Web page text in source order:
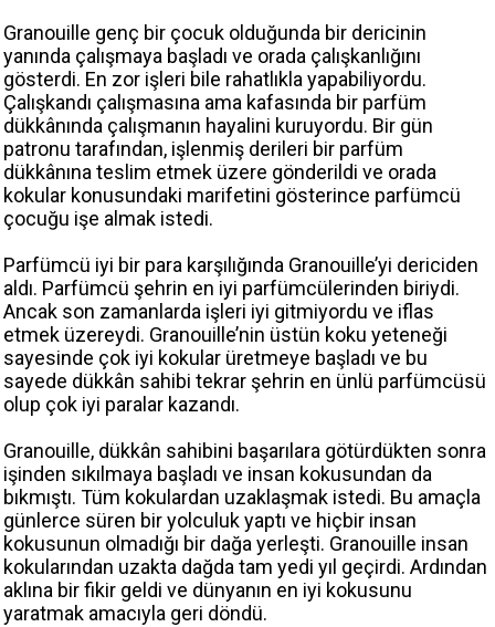
Granouille genç bir çocuk olduğunda bir dericinin
yanında çalışmaya başladı ve orada çalışkanlığını
gösterdi. En zor işleri bile rahatlıkla yapabiliyordu.
Çalışkandı çalışmasına ama kafasında bir parfüm
dükkânında çalışmanın hayalini kuruyordu. Bir gün
patronu tarafından, işlenmiş derileri bir parfüm
dükkânına teslim etmek üzere gönderildi ve orada
kokular konusundaki marifetini gösterince parfümcü
çocuğu işe almak istedi.
Parfümcü iyi bir para karşılığında Granouille’yi dericiden
aldı. Parfümcü şehrin en iyi parfümcülerinden biriydi.
Ancak son zamanlarda işleri iyi gitmiyordu ve iflas
etmek üzereydi. Granouille’nin üstün koku yeteneği
sayesinde çok iyi kokular üretmeye başladı ve bu
sayede dükkân sahibi tekrar şehrin en ünlü parfümcüsü
olup çok iyi paralar kazandı.
Granouille, dükkân sahibini başarılara götürdükten sonra
işinden sıkılmaya başladı ve insan kokusundan da
bıkmıştı. Tüm kokulardan uzaklaşmak istedi. Bu amaçla
günlerce süren bir yolculuk yaptı ve hiçbir insan
kokusunun olmadığı bir dağa yerleşti. Granouille insan
kokularından uzakta dağda tam yedi yıl geçirdi. Ardından
aklına bir fikir geldi ve dünyanın en iyi kokusunu
yaratmak amacıyla geri döndü.